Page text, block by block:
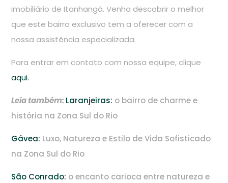
imobiliário de Itanhangá. Venha descobrir o melhor
que este bairro exclusivo tem a oferecer com a
nossa assistência especializada.
Para entrar em contato com nossa equipe, clique
aqui.
Leia também: Laranjeiras: o bairro de charme e
história na Zona Sul do Rio
Gávea: Luxo, Natureza e Estilo de Vida Sofisticado
na Zona Sul do Rio
São Conrado: o encanto carioca entre natureza e